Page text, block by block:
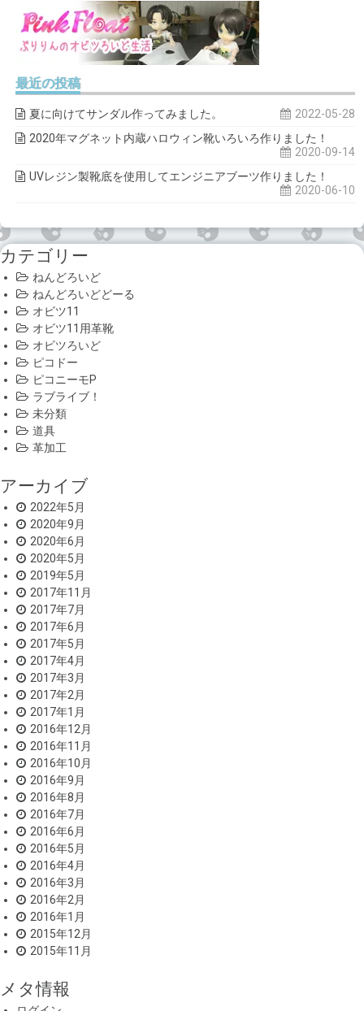
最近の投稿
夏に向けてサンダル作ってみました。
2022-05-28
2020年マグネット内蔵ハロウィン靴いろいろ作りました！
2020-09-14
UVレジン製靴底を使用してエンジニアブーツ作りました！
2020-06-10
カテゴリー
ねんどろいど
ねんどろいどどーる
オビツ11
オビツ11用革靴
オビツろいど
ピコドー
ピコニーモP
ラブライブ！
未分類
道具
革加工
アーカイブ
2022年5月
2020年9月
2020年6月
2020年5月
2019年5月
2017年11月
2017年7月
2017年6月
2017年5月
2017年4月
2017年3月
2017年2月
2017年1月
2016年12月
2016年11月
2016年10月
2016年9月
2016年8月
2016年7月
2016年6月
2016年5月
2016年4月
2016年3月
2016年2月
2016年1月
2015年12月
2015年11月
メタ情報